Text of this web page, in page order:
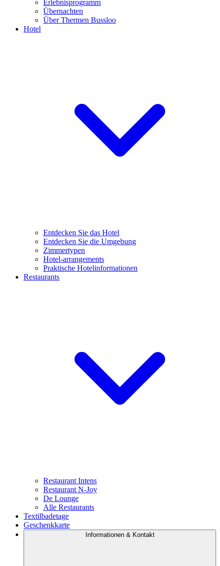
Erlebnisprogramm
Übernachten
Über Thermen Bussloo
Hotel
Entdecken Sie das Hotel
Entdecken Sie die Umgebung
Zimmertypen
Hotel-arrangements
Praktische Hotelinformationen
Restaurants
Restaurant Intens
Restaurant N-Joy
De Lounge
Alle Restaurants
Textilbadetage
Geschenkkarte
Informationen & Kontakt